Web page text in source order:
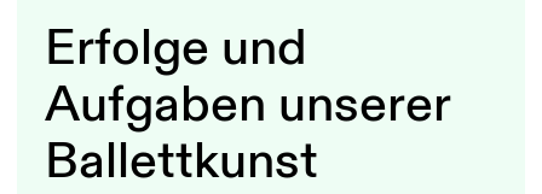
Erfolge und
Aufgaben unserer
Ballettkunst